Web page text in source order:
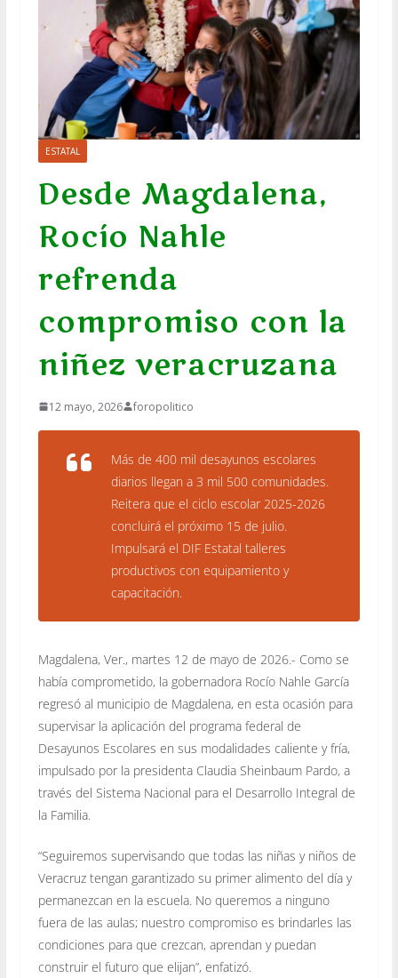
ESTATAL
Desde Magdalena,
Rocío Nahle
refrenda
compromiso con la
niñez veracruzana
12 mayo, 2026 foropolitico
Más de 400 mil desayunos escolares
diarios llegan a 3 mil 500 comunidades.
Reitera que el ciclo escolar 2025-2026
concluirá el próximo 15 de julio.
Impulsará el DIF Estatal talleres
productivos con equipamiento y
capacitación.
Magdalena, Ver., martes 12 de mayo de 2026.- Como se
había comprometido, la gobernadora Rocío Nahle García
regresó al municipio de Magdalena, en esta ocasión para
supervisar la aplicación del programa federal de
Desayunos Escolares en sus modalidades caliente y fría,
impulsado por la presidenta Claudia Sheinbaum Pardo, a
través del Sistema Nacional para el Desarrollo Integral de
la Familia.
“Seguiremos supervisando que todas las niñas y niños de
Veracruz tengan garantizado su primer alimento del día y
permanezcan en la escuela. No queremos a ninguno
fuera de las aulas; nuestro compromiso es brindarles las
condiciones para que crezcan, aprendan y puedan
construir el futuro que elijan”, enfatizó.